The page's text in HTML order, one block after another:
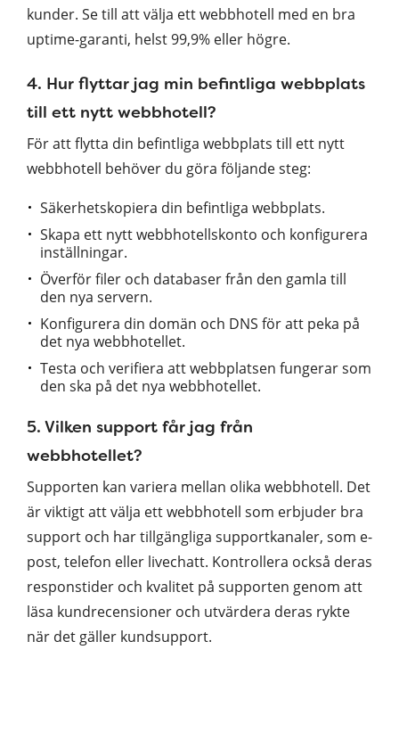
kunder. Se till att välja ett webbhotell med en bra
uptime-garanti, helst 99,9% eller högre.
4. Hur flyttar jag min befintliga webbplats
till ett nytt webbhotell?
För att flytta din befintliga webbplats till ett nytt
webbhotell behöver du göra följande steg:
Säkerhetskopiera din befintliga webbplats.
Skapa ett nytt webbhotellskonto och konfigurera
inställningar.
Överför filer och databaser från den gamla till
den nya servern.
Konfigurera din domän och DNS för att peka på
det nya webbhotellet.
Testa och verifiera att webbplatsen fungerar som
den ska på det nya webbhotellet.
5. Vilken support får jag från
webbhotellet?
Supporten kan variera mellan olika webbhotell. Det
är viktigt att välja ett webbhotell som erbjuder bra
support och har tillgängliga supportkanaler, som e-
post, telefon eller livechatt. Kontrollera också deras
responstider och kvalitet på supporten genom att
läsa kundrecensioner och utvärdera deras rykte
när det gäller kundsupport.